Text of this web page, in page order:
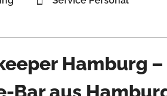
Hamburg
Bar aus